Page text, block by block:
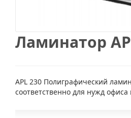
Ламинатор
APL 230 Полиграфический
соответственно для нужд